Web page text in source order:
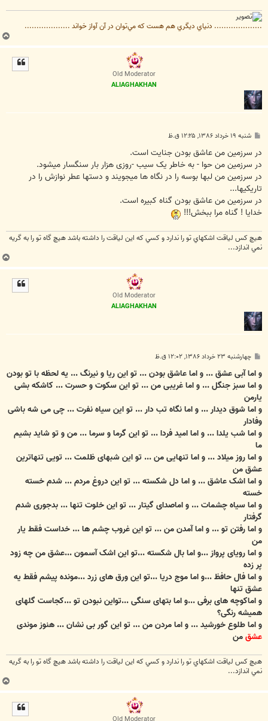
.................... دنياي ديگري هم هست كه مي‌توان در آن آواز خواند ...................
ب
ا
Old Moderator
ALIAGHAKHAN
پ
ت
شنبه ۱۹ خرداد ۱۳۸۶, ۱۲:۲۵ ق.ظ
در سرزمین من عاشق بودن جنایت است.
در سرزمین من حوا - به خاطر یک سیب -روزی هزار بار سنگسار میشود.
در سرزمین من لبها بوسه را در نگاه ها میجویند و دستها عطر نوازش را در
تاریکیها...
در سرزمین من عاشق بودن گناه کبیره است.
خدایا ! گناه مرا ببخش!!!
هيچ كس لياقت اشكهاي تو را ندارد و كسي كه اين لياقت را داشته باشد هيچ گاه تو را به گريه
نمي اندازد...
ب
ا
Old Moderator
ALIAGHAKHAN
پ
ت
چهارشنبه ۲۳ خرداد ۱۳۸۶, ۱۲:۰۲ ق.ظ
و اما آبی عشق ... و اما عاشق بودن ... تو این ریا و نیرنگ ... یه لحظه با تو بودن
و اما سبز جنگل ... و اما غریبی من ... تو این سکوت و حسرت ... کاشکه بشی
یارمن
و اما شوق دیدار ... و اما نگاه تب دار ... تو این سیاه نفرت ... چی می شه باشی
وفادار
و اما شب یلدا ... و اما امید فردا ... تو این گرما و سرما ... من و تو شاید بشیم
ما
و اما روز میلاد ... و اما تنهایی من ... تو این شبهای ظلمت ... تویی تنهاترین
عشق من
و اما اشک عاشق ... و اما دل شکسته ... تو این دروغ مردم ... شدم خسته
خسته
و اما سیاه چشمات ... و اماصدای گیتار ... تو این خلوت تنها ... بدجوری شدم
گرفتار
و اما رفتن تو ... و اما آمدن من ... تو این غروب چشم ها ... خداست فقط یار
من
و اما رویای پرواز ...و اما بال شکسته ...تو این اشک آسمون ...عشق من چه زود
پر زده
و اما فال حافظ ...و اما موج دریا ...تو این ورق های زرد ...مونده پیشم فقط یه
عشق تنها
و اماکوچه های برفی ...و اما بتهای سنگی ...تواین نبودن تو ...کجاست گلهای
همیشه رنگی؟
و اما طلوع خورشید ... و اما مردن من ... تو این گور بی نشان ... هنوز موندی
عشقمن
هيچ كس لياقت اشكهاي تو را ندارد و كسي كه اين لياقت را داشته باشد هيچ گاه تو را به گريه
نمي اندازد...
ب
ا